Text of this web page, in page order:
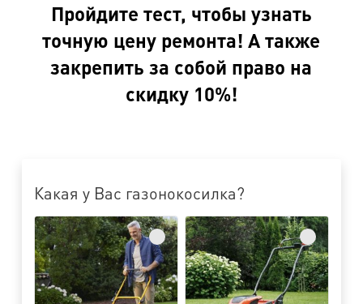
Пройдите тест, чтобы узнать
точную цену ремонта! А также
закрепить за собой право на
скидку 10%!
Какая у Вас газонокосилка?